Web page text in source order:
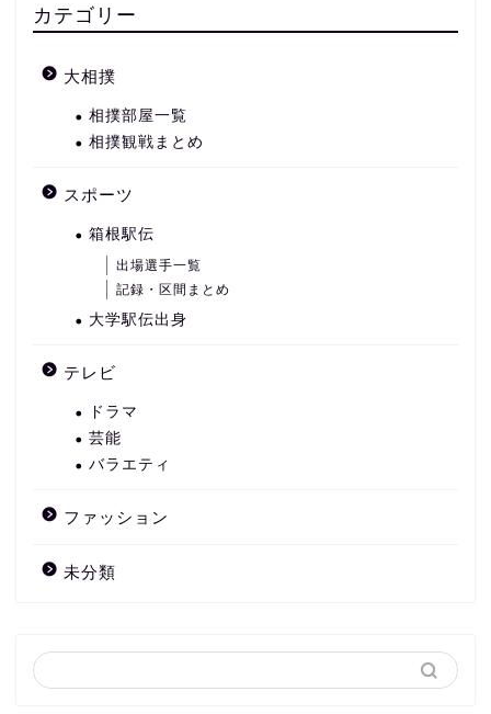
カテゴリー
大相撲
相撲部屋一覧
相撲観戦まとめ
スポーツ
箱根駅伝
出場選手一覧
記録・区間まとめ
大学駅伝出身
テレビ
ドラマ
芸能
バラエティ
ファッション
未分類